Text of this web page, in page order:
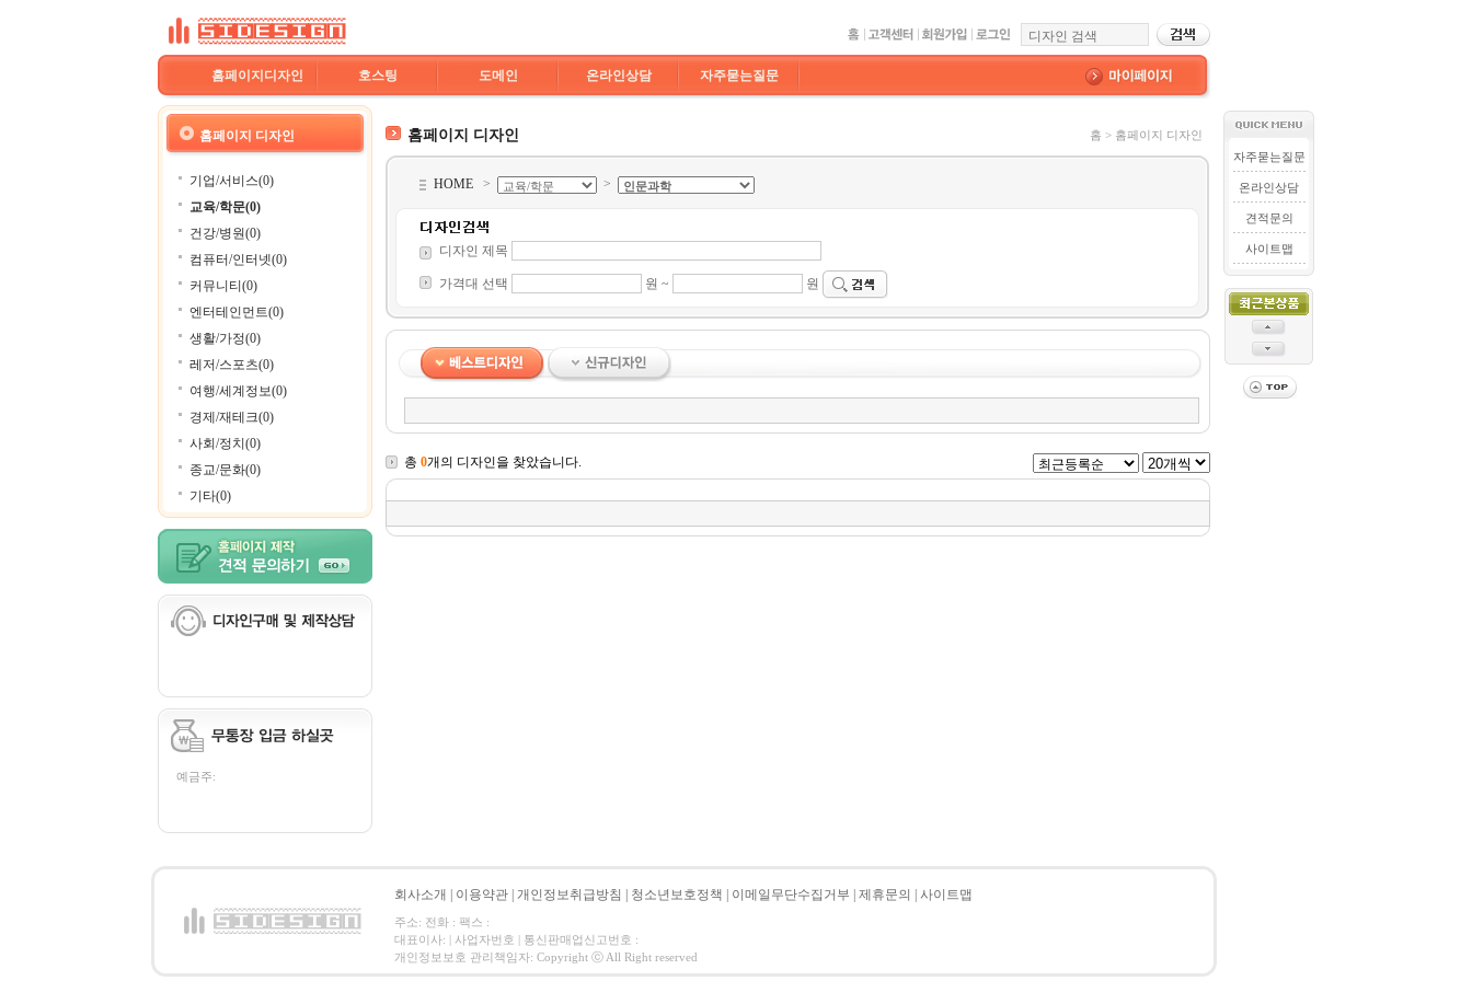
홈페이지디자인 호스팅 도메인 온라인상담 자주묻는질문
홈페이지 디자인
기업/서비스(0)
교육/학문(0)
건강/병원(0)
컴퓨터/인터넷(0)
커뮤니티(0)
엔터테인먼트(0)
생활/가정(0)
레저/스포츠(0)
여행/세계정보(0)
경제/재테크(0)
사회/정치(0)
종교/문화(0)
기타(0)
예금주:
홈페이지 디자인 홈 > 홈페이지 디자인
HOME > >
디자인 제목
가격대 선택 원 ~ 원
총 0개의 디자인을 찾았습니다.
자주묻는질문
온라인상담
견적문의
사이트맵
회사소개 이용약관 개인정보취급방침 청소년보호정책 이메일무단수집거부 제휴문의 사이트맵
주소: 전화 : 팩스 :
대표이사: | 사업자번호 | 통신판매업신고번호 :
개인정보보호 관리책임자: Copyright ⓒ All Right reserved